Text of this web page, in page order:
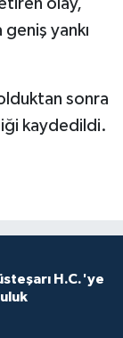
yankı
sonra
kaydedildi.
H.C.'ye